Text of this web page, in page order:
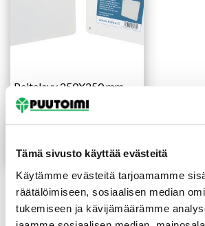
Tämä sivusto käyttää evästeitä
Käytämme evästeitä tarjoamamme
räätälöimiseen, sosiaalisen median
tukemiseen ja kävijämäärämme
Peitelevy 250X250 mm
valkea
11,50€/kpl2,30€/kpl -80%
Lue lisää